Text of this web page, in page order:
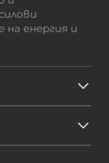
на енергия и